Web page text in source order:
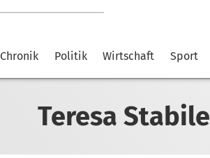
Chronik Politik Wirtschaft Sport
Teresa Stabile